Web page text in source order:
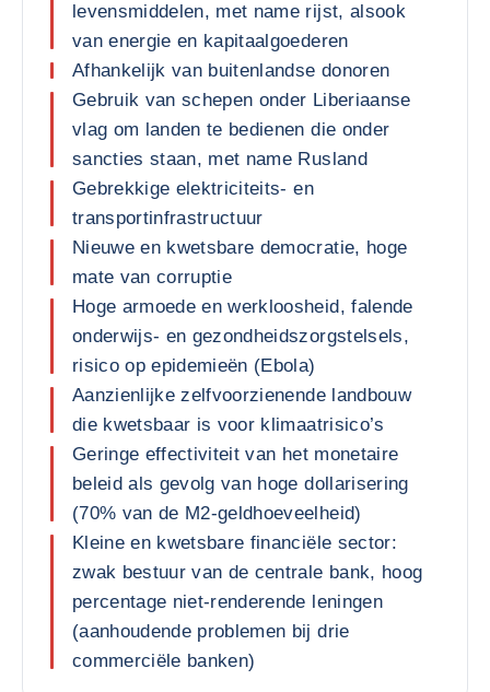
levensmiddelen, met name rijst, alsook
van energie en kapitaalgoederen
Afhankelijk van buitenlandse donoren
Gebruik van schepen onder Liberiaanse
vlag om landen te bedienen die onder
sancties staan, met name Rusland
Gebrekkige elektriciteits- en
transportinfrastructuur
Nieuwe en kwetsbare democratie, hoge
mate van corruptie
Hoge armoede en werkloosheid, falende
onderwijs- en gezondheidszorgstelsels,
risico op epidemieën (Ebola)
Aanzienlijke zelfvoorzienende landbouw
die kwetsbaar is voor klimaatrisico’s
Geringe effectiviteit van het monetaire
beleid als gevolg van hoge dollarisering
(70% van de M2-geldhoeveelheid)
Kleine en kwetsbare financiële sector:
zwak bestuur van de centrale bank, hoog
percentage niet-renderende leningen
(aanhoudende problemen bij drie
commerciële banken)